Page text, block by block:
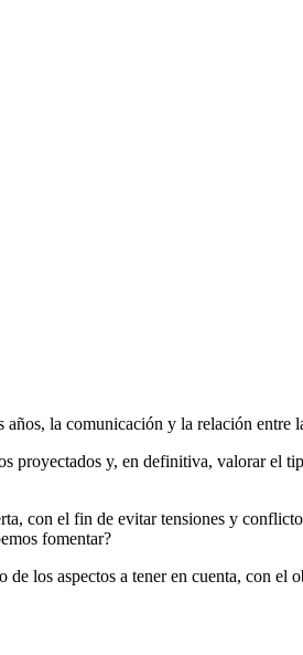
la comunicación y la relación entre
proyectados y, en definitiva, valorar el
con el fin de evitar tensiones y
fomentar?
los aspectos a tener en cuenta, con el